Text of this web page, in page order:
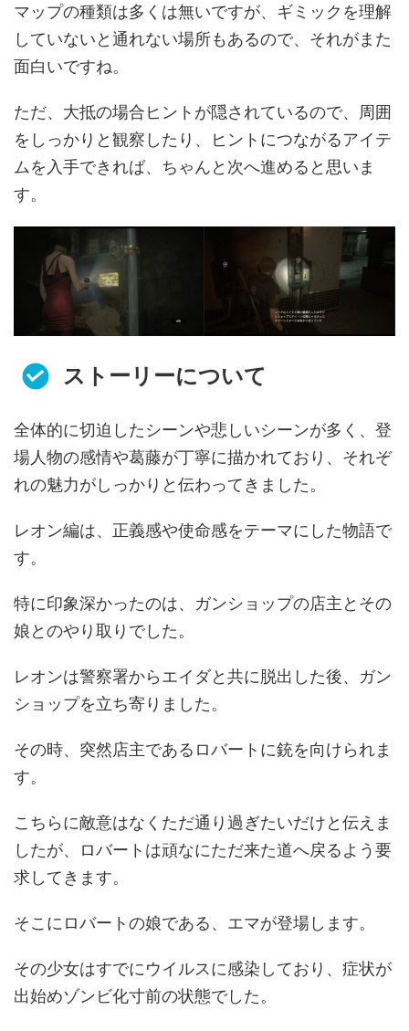
マップの種類は多くは無いですが、ギミックを理解
していないと通れない場所もあるので、それがまた
面白いですね。
ただ、大抵の場合ヒントが隠されているので、周囲
をしっかりと観察したり、ヒントにつながるアイテ
ムを入手できれば、ちゃんと次へ進めると思いま
す。
ストーリーについて
全体的に切迫したシーンや悲しいシーンが多く、登
場人物の感情や葛藤が丁寧に描かれており、それぞ
れの魅力がしっかりと伝わってきました。
レオン編は、正義感や使命感をテーマにした物語で
す。
特に印象深かったのは、ガンショップの店主とその
娘とのやり取りでした。
レオンは警察署からエイダと共に脱出した後、ガン
ショップを立ち寄りました。
その時、突然店主であるロバートに銃を向けられま
す。
こちらに敵意はなくただ通り過ぎたいだけと伝えま
したが、ロバートは頑なにただ来た道へ戻るよう要
求してきます。
そこにロバートの娘である、エマが登場します。
その少女はすでにウイルスに感染しており、症状が
出始めゾンビ化寸前の状態でした。